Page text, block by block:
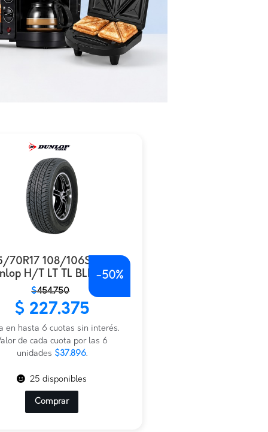
70R17 108/106S AT20
H/T LT TL BLK BRA
$454.750
$ 227.375
en hasta 6 cuotas sin interés.
de cada cuota por las 6
unidades $37.896.
-50%
25 disponibles
Comprar